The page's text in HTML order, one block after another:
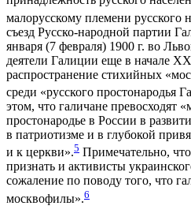
малорусскому племени русского
съезд Русско-народной партии
января (7 февраля) 1900 г. во
деятели Галиции еще в начале
распространение стихийных
среди «русского простонародья
этом, что галичане превосходят
простонародье в России в
в патриотизме и в глубокой
и к церкви».5 Примечательно,
признать и активисты
сожаление по поводу того, что
москвофилы».6